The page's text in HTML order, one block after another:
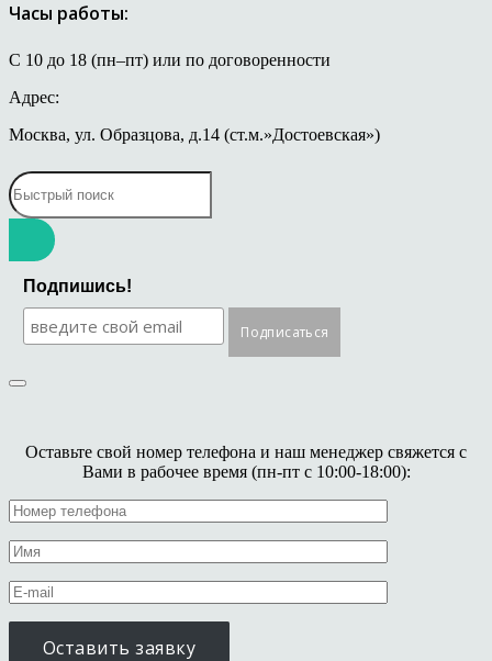
Часы работы:
С 10 до 18 (пн–пт) или по договоренности
Адрес:
Москва, ул. Образцова, д.14 (ст.м.»Достоевская»)
Подпишись!
Оставьте свой номер телефона и наш менеджер свяжется с
Вами в рабочее время (пн-пт с 10:00-18:00):